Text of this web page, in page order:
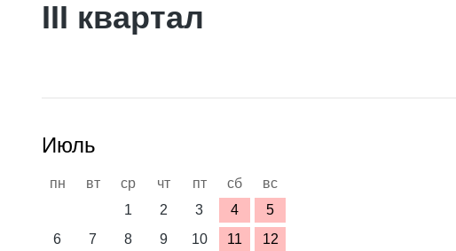
III квартал
Июль
пн вт ср чт пт сб
вс
1
2 3 4
5
6
7 8 9 10 11
12